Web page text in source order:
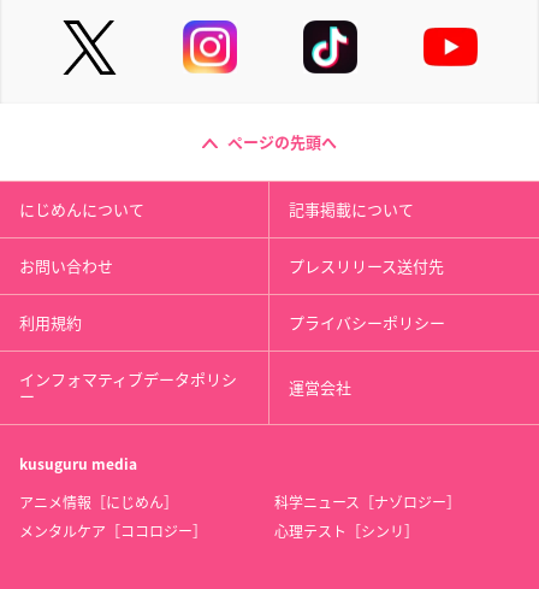
ページの先頭へ
にじめんについて 記事掲載について
お問い合わせ プレスリリース送付先
利用規約 プライバシーポリシー
インフォマティブデータポリシ
ー 運営会社
kusuguru media
アニメ情報［にじめん］
科学ニュース［ナゾロジー］
メンタルケア［ココロジー］
心理テスト［シンリ］